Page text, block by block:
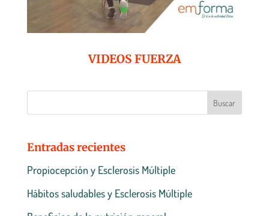
VIDEOS FUERZA
Entradas recientes
Propiocepción y Esclerosis Múltiple
Hábitos saludables y Esclerosis Múltiple